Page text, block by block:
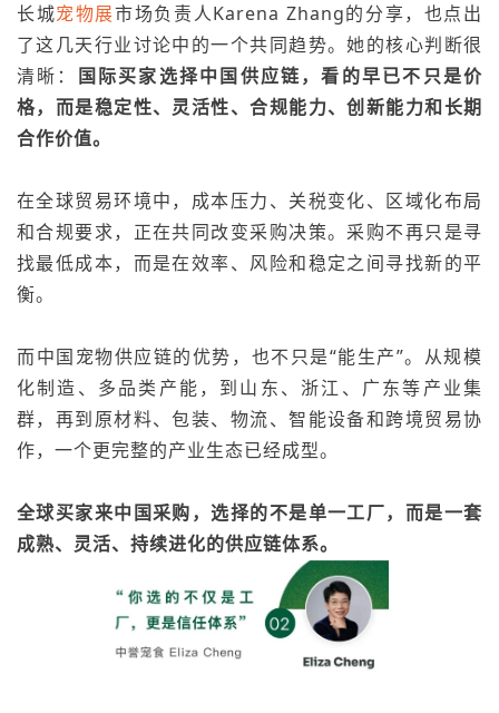
长城宠物展市场负责人Karena Zhang的分享，也点出
了这几天行业讨论中的一个共同趋势。她的核心判断很
清晰： 国际买家选择中国供应链，看的早已不只是价
格，而是稳定性、灵活性、合规能力、创新能力和长期
合作价值。
在全球贸易环境中，成本压力、关税变化、区域化布局
和合规要求，正在共同改变采购决策。采购不再只是寻
找最低成本，而是在效率、风险和稳定之间寻找新的平
衡。
而中国宠物供应链的优势，也不只是“能生产”。从规模
化制造、多品类产能，到山东、浙江、广东等产业集
群，再到原材料、包装、物流、智能设备和跨境贸易协
作，一个更完整的产业生态已经成型。
全球买家来中国采购，选择的不是单一工厂，而是一套
成熟、灵活、持续进化的供应链体系。